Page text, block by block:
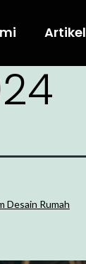
Artikel
Desain Rumah